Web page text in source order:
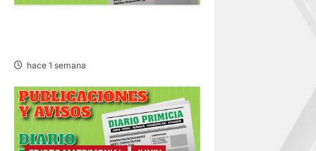
hace 1 semana